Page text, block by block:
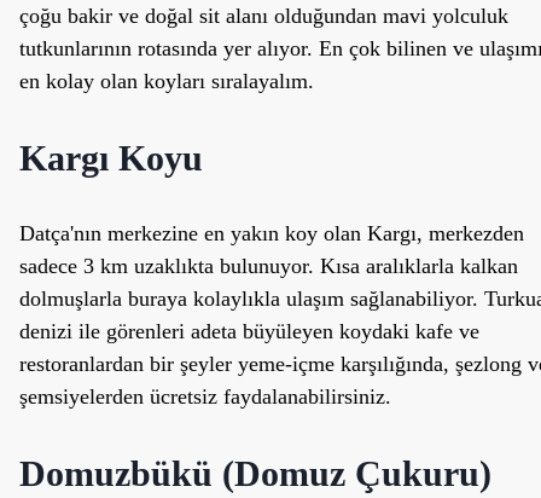
çoğu bakir ve doğal sit alanı olduğundan mavi yolculuk
tutkunlarının rotasında yer alıyor. En çok bilinen ve
en kolay olan koyları sıralayalım.
Kargı Koyu
Datça'nın merkezine en yakın koy olan Kargı, merkezden
sadece 3 km uzaklıkta bulunuyor. Kısa aralıklarla kalkan
dolmuşlarla buraya kolaylıkla ulaşım sağlanabiliyor.
denizi ile görenleri adeta büyüleyen koydaki kafe ve
restoranlardan bir şeyler yeme-içme karşılığında, şezlong
şemsiyelerden ücretsiz faydalanabilirsiniz.
Domuzbükü (Domuz Çukuru)